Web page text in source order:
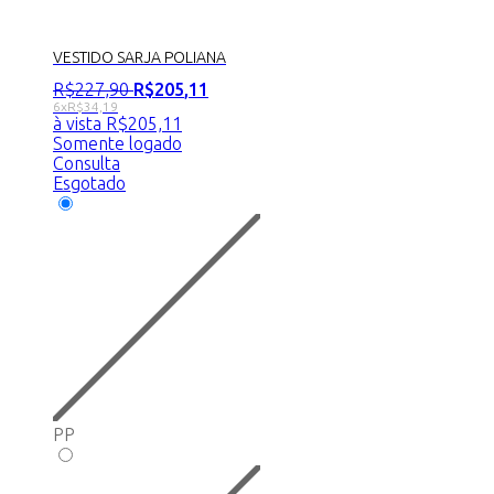
VESTIDO SARJA POLIANA
R$227,90 R$205,11
6xR$34,19
à vista R$205,11
Somente logado
Consulta
Esgotado
PP